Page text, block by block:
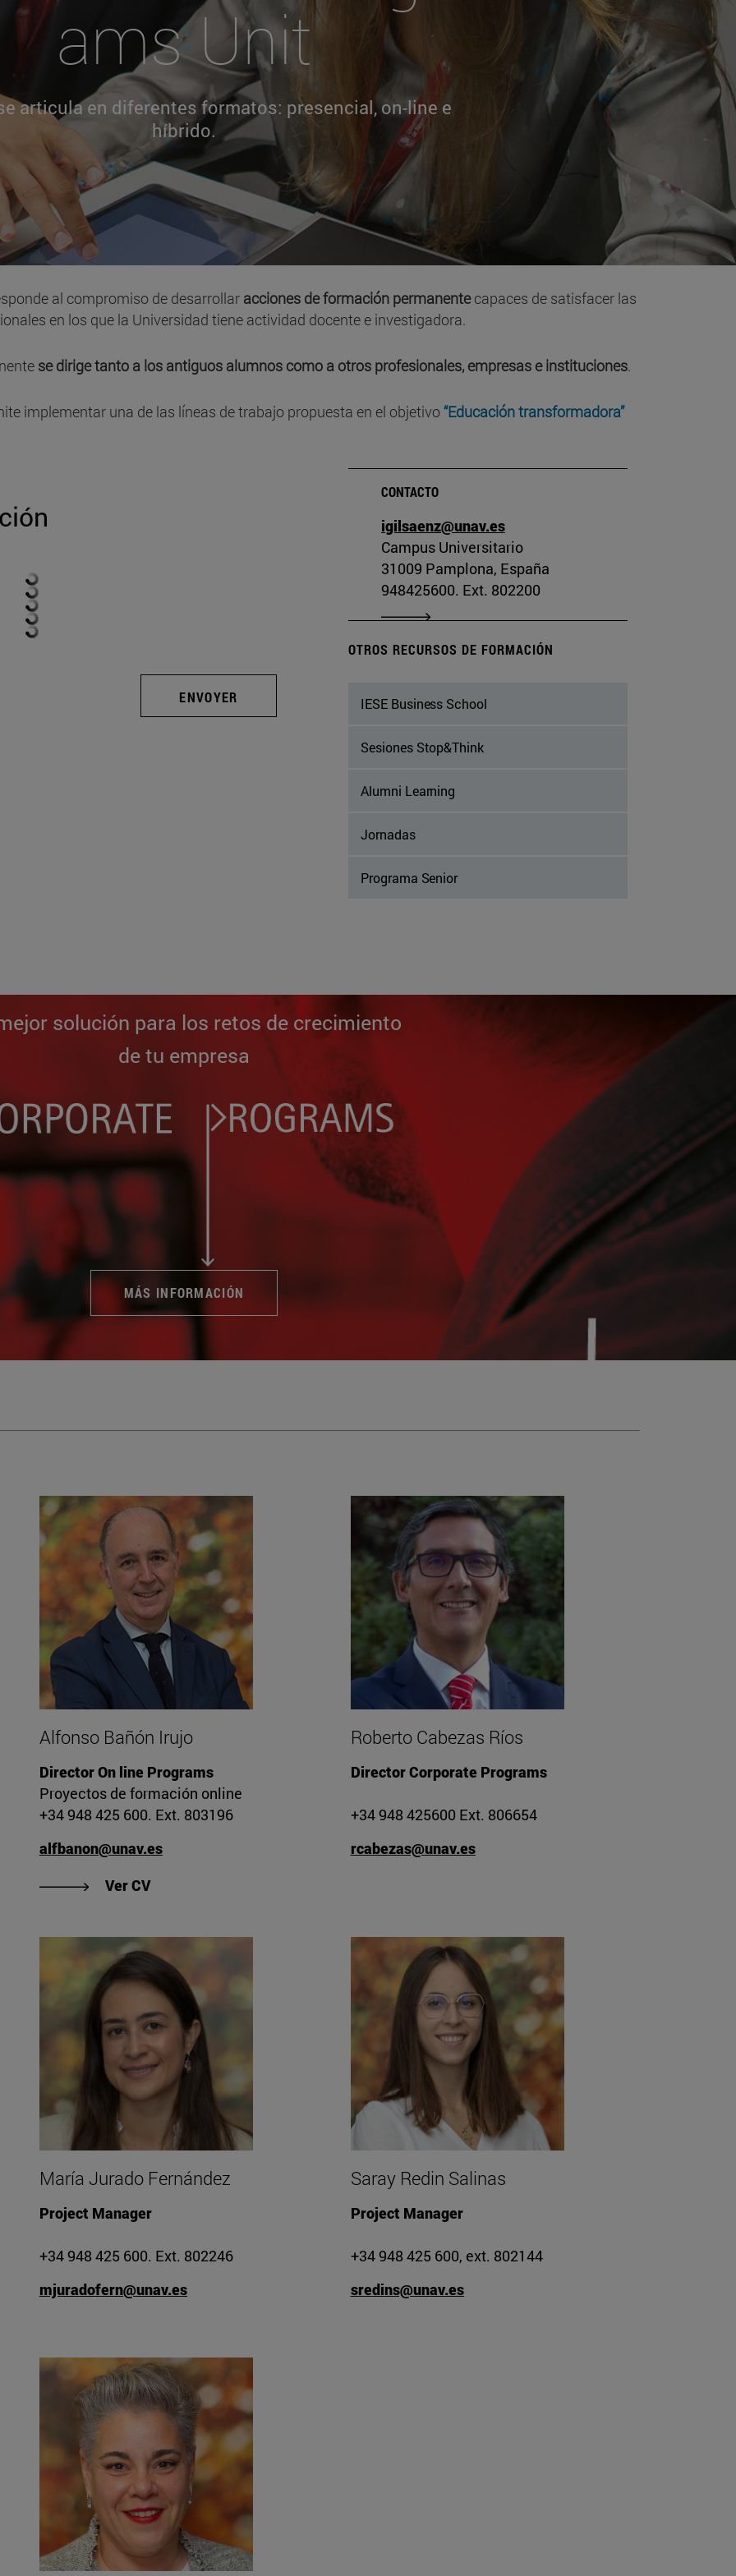
ams Unit
articula en diferentes formatos: presencial, on-line e
híbrido.
al compromiso de desarrollar acciones de formación permanentecapaces de satisfacer las
en los que la Universidad tiene actividad docente e investigadora.
se dirige tanto a los antiguos alumnos como a otros profesionales, empresas e instituciones.
implementar una de las líneas de trabajo propuesta en el objetivo “Educación transformadora”
ENVOYER
CONTACTO
igilsaenz@unav.es
Campus Universitario
31009 Pamplona, España
948425600. Ext. 802200
OTROS RECURSOS DE FORMACIÓN
IESE Business School
Sesiones Stop&Think
Alumni Learning
Jornadas
Programa Senior
solución para los retos de crecimiento
de tu empresa
MÁS INFORMACIÓN
Alfonso Bañón Irujo
Director On line Programs
Proyectos de formación online
+34 948 425 600. Ext. 803196
alfbanon@unav.es
Ver CV"Ver CV de Alfonso Bañón Irujo"
Roberto Cabezas Ríos
Director Corporate Programs
+34 948 425600 Ext. 806654
rcabezas@unav.es
María Jurado Fernández
Project Manager
+34 948 425 600. Ext. 802246
mjuradofern@unav.es
Saray Redin Salinas
Project Manager
+34 948 425 600, ext. 802144
sredins@unav.es